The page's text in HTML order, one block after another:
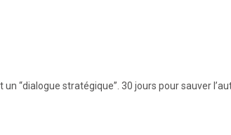
“dialogue stratégique”. 30 jours pour sauver